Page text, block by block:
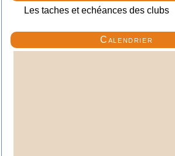
Les taches et echéances des clubs
Calendrier